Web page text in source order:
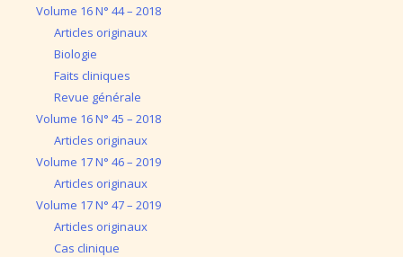
Volume 16 N° 44 – 2018
Articles originaux
Biologie
Faits cliniques
Revue générale
Volume 16 N° 45 – 2018
Articles originaux
Volume 17 N° 46 – 2019
Articles originaux
Volume 17 N° 47 – 2019
Articles originaux
Cas clinique